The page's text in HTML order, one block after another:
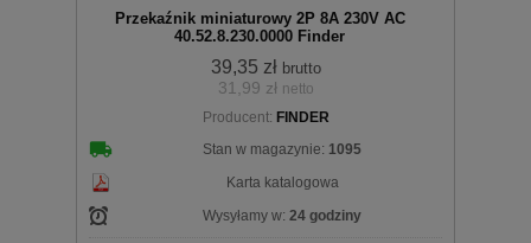
koszyka
Przekaźnik miniaturowy 2P 8A 230V AC
40.52.8.230.0000 Finder
39,35 zł brutto
31,99 zł netto
Producent: FINDER
Stan w magazynie: 1095
Karta katalogowa
Wysyłamy w: 24 godziny